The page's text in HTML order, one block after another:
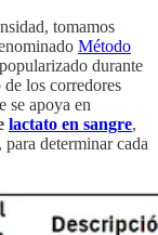
tomamos
Método
durante
los corredores
se apoya en
lactato en sangre,
determinar cada